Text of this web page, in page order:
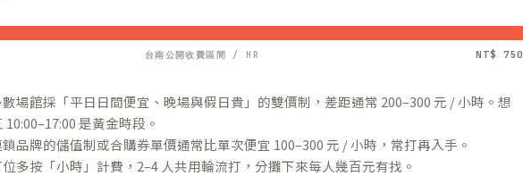
台南公開收費區間 / HR NT$ 750
場館採「平日日間便宜、晚場與假日貴」的雙價制，差距通常 200–300 元 / 小時。想
是黃金時段。
品牌的儲值制或合購券單價通常比單次便宜 100–300 元 / 小時，常打再入手。
多按「小時」計費，2–4 人共用輪流打，分攤下來每人幾百元有找。